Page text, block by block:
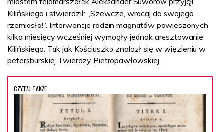
Kilińskiego i stwierdził: „Szewcze, wracaj do swojego
rzemiosła!”. Interwencje rodzin magnatów powieszonych
kilka miesięcy wcześniej wymogły jednak aresztowanie
Kilińskiego. Tak jak Kościuszko znalazł się w więzieniu w
petersburskiej Twierdzy Pietropawłowskiej.
CZYTAJ TAKŻE